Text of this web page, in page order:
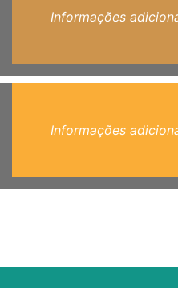
Informações
Informações